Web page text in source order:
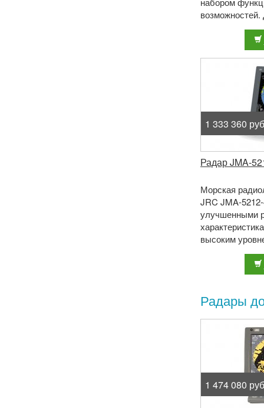
выходную
на частоте
1 333 360
Радар JMA-
Морская
JRC JMA-
улучшенными
высоким
и скорости
больших дис ...
Радары
1 474 080